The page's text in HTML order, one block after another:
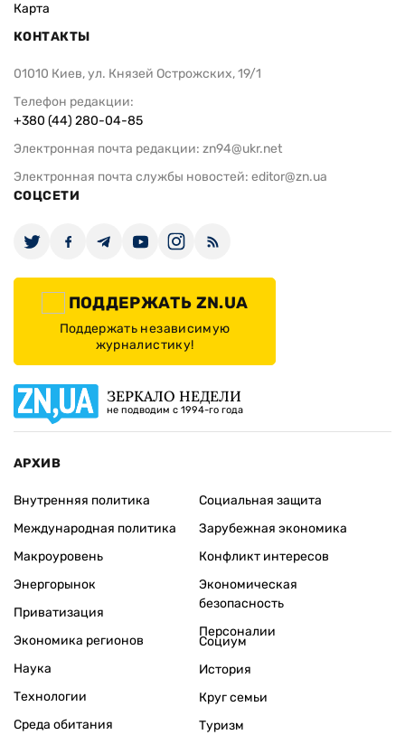
Карта
КОНТАКТЫ
01010 Киев, ул. Князей Острожских, 19/1
Телефон редакции:
+380 (44) 280-04-85
Электронная почта редакции: zn94@ukr.net
Электронная почта службы новостей: editor@zn.ua
СОЦСЕТИ
ПОДДЕРЖАТЬ ZN.UA
Поддержать независимую
журналистику!
ЗЕРКАЛО НЕДЕЛИ
не подводим с 1994-го года
АРХИВ
Внутренняя политика
Международная политика
Макроуровень
Энергорынок
Приватизация
Экономика регионов
Социальная защита
Зарубежная экономика
Конфликт интересов
Экономическая
безопасность
Персоналии
Наука
Технологии
Среда обитания
Социум
История
Круг семьи
Туризм